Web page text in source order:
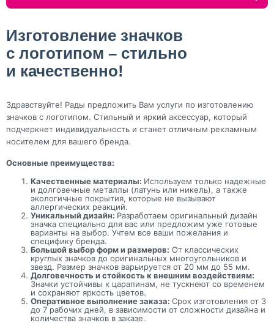
Изготовление значков
с логотипом – стильно
и качественно!
Здравствуйте! Рады предложить Вам услуги по изготовлению
значков с логотипом. Стильный и яркий аксессуар, который
подчеркнет индивидуальность и станет отличным рекламным
носителем для вашего бренда.
Основные преимущества:
Качественные материалы: Используем только надежные
и долговечные металлы (латунь или никель), а также
экологичные покрытия, которые не вызывают
аллергических реакций.
Уникальный дизайн: Разработаем оригинальный дизайн
значка специально для вас или предложим уже готовые
варианты на выбор. Учтем все ваши пожелания и
специфику бренда.
Большой выбор форм и размеров: От классических
круглых значков до оригинальных многоугольников и
звезд. Размер значков варьируется от 20 мм до 55 мм.
Долговечность и стойкость к внешним воздействиям:
Значки устойчивы к царапинам, не тускнеют со временем
и сохраняют яркость цветов.
Оперативное выполнение заказа: Срок изготовления от 3
до 7 рабочих дней, в зависимости от сложности дизайна и
количества значков в заказе.